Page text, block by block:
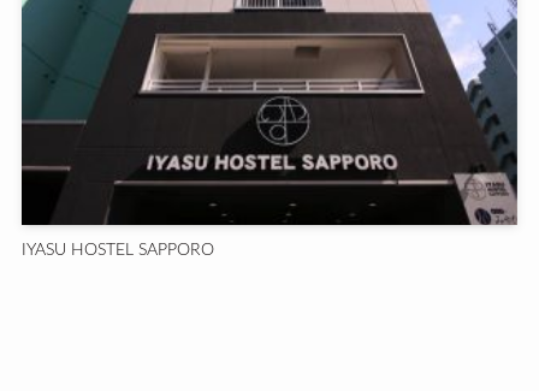
IYASU HOSTEL SAPPORO